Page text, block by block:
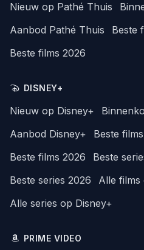
Nieuw op Pathé Thuis
Aanbod Pathé Thuis
Beste
Beste films 2026
DISNEY+
Nieuw op Disney+
Aanbod Disney+
Beste
Beste films 2026
Beste
Beste series 2026
Alle films
Alle series op Disney+
PRIME VIDEO